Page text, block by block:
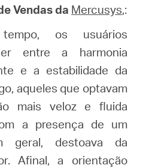
Vendas da Mercusys,:
os usuários
entre a harmonia
e a estabilidade da
aqueles que optavam
mais veloz e fluida
a presença de um
geral, destoava da
Afinal, a orientação